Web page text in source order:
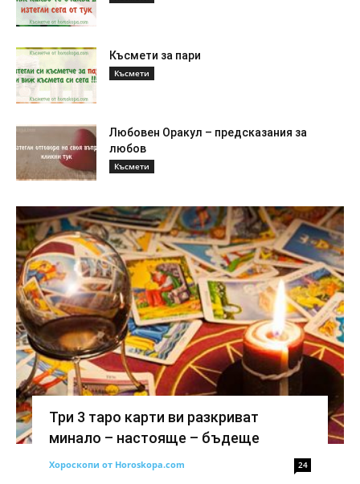
Късмети за пари
Късмети
Любовен Оракул – предсказания за
любов
Късмети
Три 3 таро карти ви разкриват
минало – настояще – бъдеще
Хороскопи от Horoskopa.com 24